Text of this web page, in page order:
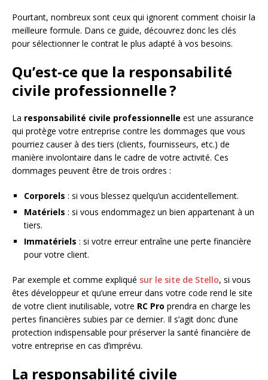
Pourtant, nombreux sont ceux qui ignorent comment choisir la
meilleure formule. Dans ce guide, découvrez donc les clés
pour sélectionner le contrat le plus adapté à vos besoins.
Qu’est-ce que la responsabilité
civile professionnelle ?
La responsabilité civile professionnelle est une assurance
qui protège votre entreprise contre les dommages que vous
pourriez causer à des tiers (clients, fournisseurs, etc.) de
manière involontaire dans le cadre de votre activité. Ces
dommages peuvent être de trois ordres :​
Corporels : si vous blessez quelqu’un accidentellement. ​
Matériels : si vous endommagez un bien appartenant à un
tiers. ​
Immatériels : si votre erreur entraîne une perte financière
pour votre client. ​
Par exemple et comme expliqué sur le site de Stello, si vous
êtes développeur et qu’une erreur dans votre code rend le site
de votre client inutilisable, votre RC Pro prendra en charge les
pertes financières subies par ce dernier. Il s’agit donc d’une
protection indispensable pour préserver la santé financière de
votre entreprise en cas d’imprévu.​
La responsabilité civile